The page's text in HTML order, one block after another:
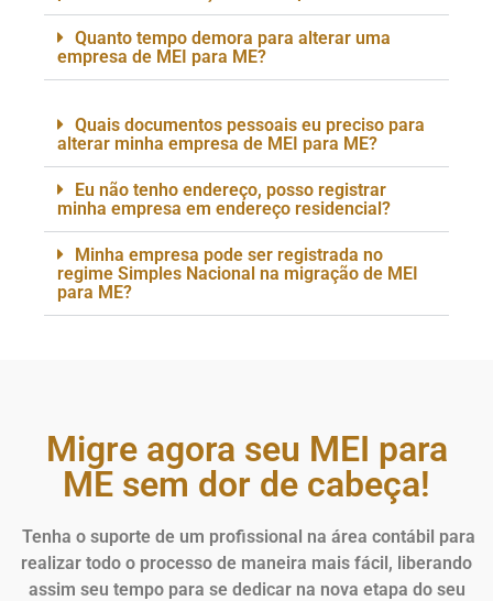
Quanto tempo demora para alterar uma
empresa de MEI para ME?
Quais documentos pessoais eu preciso para
alterar minha empresa de MEI para ME?
Eu não tenho endereço, posso registrar
minha empresa em endereço residencial?
Minha empresa pode ser registrada no
regime Simples Nacional na migração de MEI
para ME?
Migre agora seu MEI para
ME sem dor de cabeça!
Tenha o suporte de um profissional na área contábil para
realizar todo o processo de maneira mais fácil, liberando
assim seu tempo para se dedicar na nova etapa do seu